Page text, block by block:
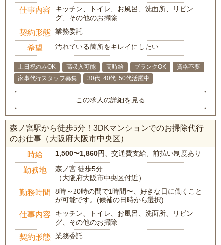
仕事内容
キッチン、トイレ、お風呂、洗面所、リビン
グ、その他のお掃除
契約形態 業務委託
希望 汚れている箇所をキレイにしたい
土日祝のみOK 高収入可能 高時給 ブランクOK
資格不要
家事代行スタッフ募集
30代･40代･50代活躍中
この求人の詳細を見る
森ノ宮駅から徒歩5分！3DKマンションでのお掃除代行
のお仕事（大阪府大阪市中央区）
時給 1,500〜1,860円 、交通費支給、前払い制度あり
勤務地
森ノ宮 徒歩5分
（大阪府大阪市中央区付近）
勤務時間
8時～20時の間で1時間〜、好きな日に働くこと
が可能です。(候補の日時から選択)
仕事内容
キッチン、トイレ、お風呂、洗面所、リビン
グ、その他のお掃除
契約形態 業務委託